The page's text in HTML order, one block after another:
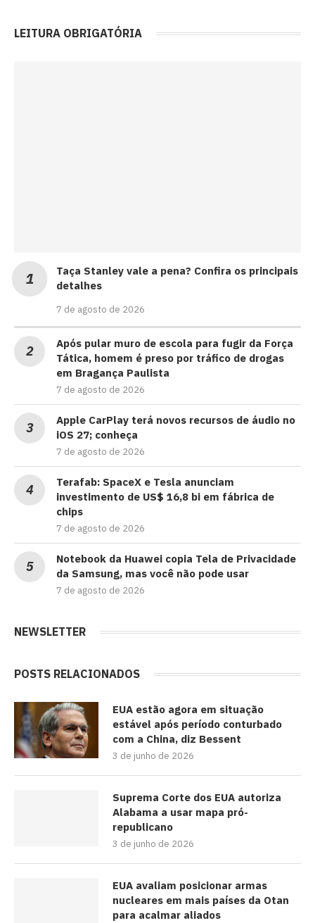
LEITURA OBRIGATÓRIA
Taça Stanley vale a pena? Confira os principais
detalhes
7 de agosto de 2026
Após pular muro de escola para fugir da Força
Tática, homem é preso por tráfico de drogas
em Bragança Paulista
7 de agosto de 2026
Apple CarPlay terá novos recursos de áudio no
iOS 27; conheça
7 de agosto de 2026
Terafab: SpaceX e Tesla anunciam
investimento de US$ 16,8 bi em fábrica de
chips
7 de agosto de 2026
Notebook da Huawei copia Tela de Privacidade
da Samsung, mas você não pode usar
7 de agosto de 2026
NEWSLETTER
POSTS RELACIONADOS
EUA estão agora em situação
estável após período conturbado
com a China, diz Bessent
3 de junho de 2026
Suprema Corte dos EUA autoriza
Alabama a usar mapa pró-
republicano
3 de junho de 2026
EUA avaliam posicionar armas
nucleares em mais países da Otan
para acalmar aliados